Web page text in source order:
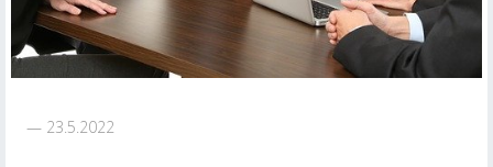
23.5.2022